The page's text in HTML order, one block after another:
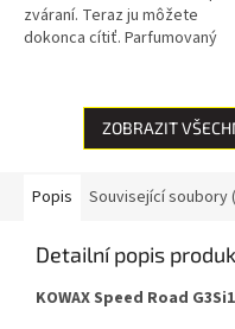
zváraní. Teraz ju môžete
dokonca cítiť. Parfumovaný
ZOBRAZIT
Popis Související soubory
Detailní popis
KOWAX Speed Road G3Si1